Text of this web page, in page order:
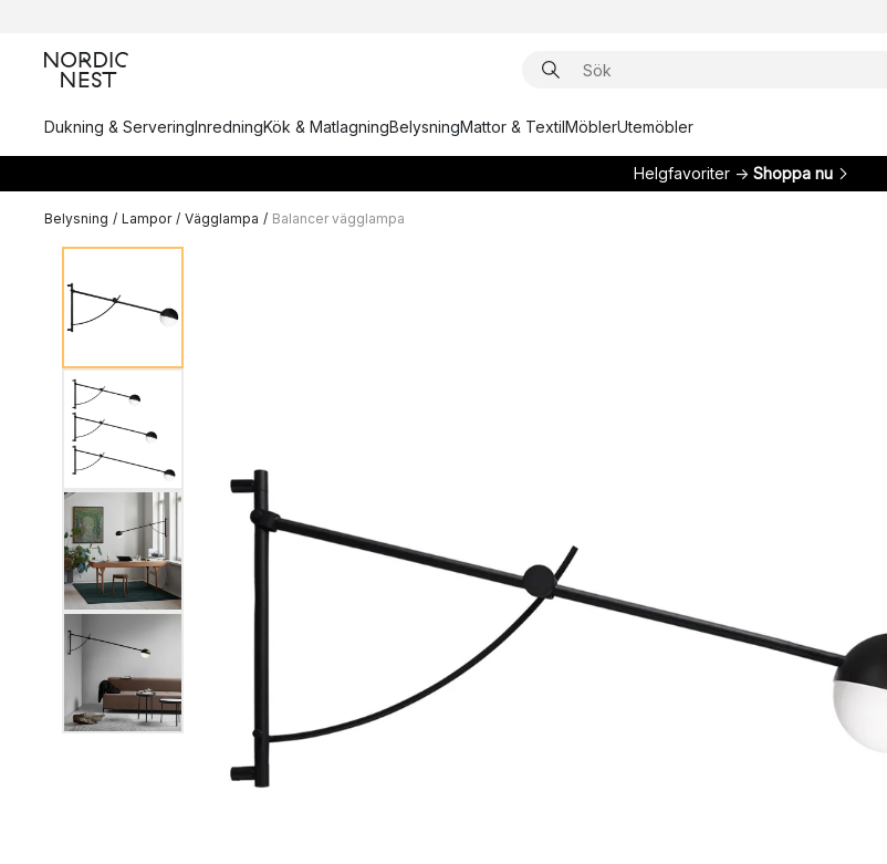
Dukning & ServeringInredningKök & MatlagningBelysningMattor & TextilMöblerUtemöbler
Helgfavoriter → Shoppa nu
Belysning / Lampor / Vägglampa / Balancer vägglampa